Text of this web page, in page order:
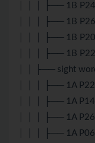
│ │ │ ├── 1B P24
│ │ │ ├── 1B
│ │ │ ├── 1B P20
│ │ │ ├── 1B
│ │ ├── sight
│ │ │ ├── 1A
│ │ │ ├── 1A P14
│ │ │ ├── 1A P26
│ │ │ ├── 1A P06